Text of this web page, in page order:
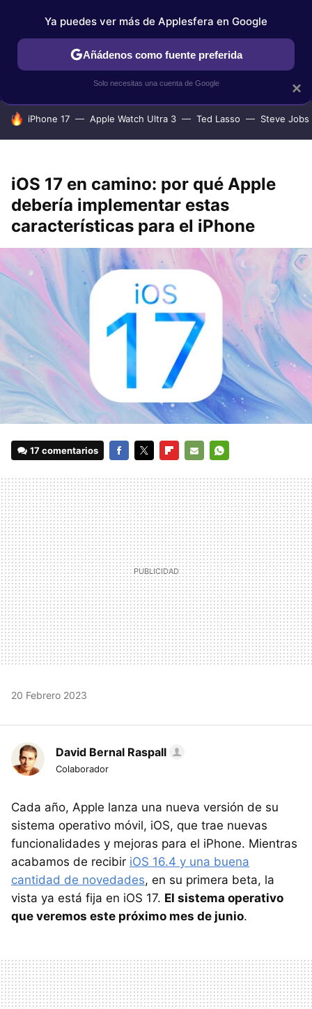
IPHONE TUTORIALES APPLESFERA SELECCIÓN
HOY SE HABLA DE
iPhone 17 Apple Watch Ultra 3 Ted Lasso Steve Jobs
iOS 17 en camino: por qué Apple
debería implementar estas
características para el iPhone
17 comentarios
MAIL
20 Febrero 2023
David Bernal Raspall
Colaborador
Cada año, Apple lanza una nueva versión de su
sistema operativo móvil, iOS, que trae nuevas
funcionalidades y mejoras para el iPhone. Mientras
acabamos de recibir iOS 16.4 y una buena
cantidad de novedades, en su primera beta, la
vista ya está fija en iOS 17. El sistema operativo
que veremos este próximo mes de junio.
×
Ya puedes ver más de Applesfera en Google
Añádenos como fuente preferida
Solo necesitas una cuenta de Google